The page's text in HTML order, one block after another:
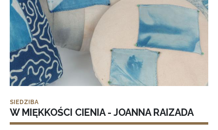
SIEDZIBA
W MIĘKKOŚCI CIENIA - JOANNA RAIZADA